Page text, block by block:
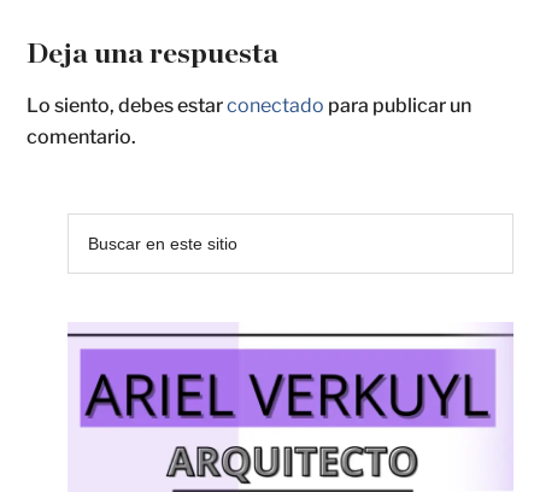
Deja una respuesta
Lo siento, debes estarconectado para publicar un
comentario.